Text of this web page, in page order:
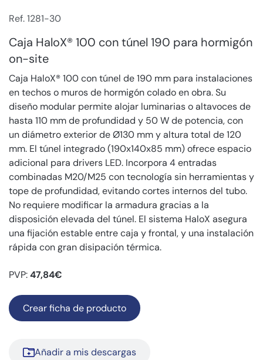
Ref. 1281-30
Caja HaloX® 100 con túnel 190 para hormigón
on-site
Caja HaloX® 100 con túnel de 190 mm para instalaciones
en techos o muros de hormigón colado en obra. Su
diseño modular permite alojar luminarias o altavoces de
hasta 110 mm de profundidad y 50 W de potencia, con
un diámetro exterior de Ø130 mm y altura total de 120
mm. El túnel integrado (190x140x85 mm) ofrece espacio
adicional para drivers LED. Incorpora 4 entradas
combinadas M20/M25 con tecnología sin herramientas y
tope de profundidad, evitando cortes internos del tubo.
No requiere modificar la armadura gracias a la
disposición elevada del túnel. El sistema HaloX asegura
una fijación estable entre caja y frontal, y una instalación
rápida con gran disipación térmica.
PVP:47,84€
Crear ficha de producto
Añadir a mis descargas